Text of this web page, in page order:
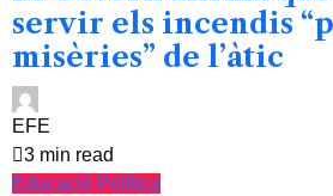
servir els incendis
misèries” de l’àtic
EFE
3 min read
Educació Política